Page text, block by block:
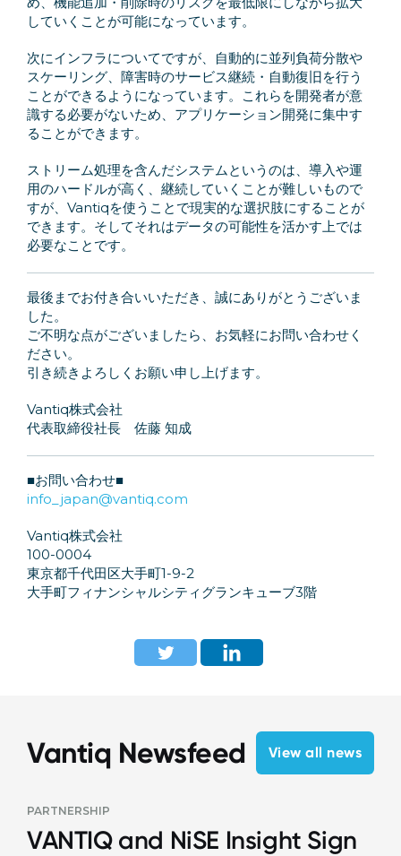
していくことが可能になっています。
次にインフラについてですが、自動的に並列負荷分散や
スケーリング、障害時のサービス継続・自動復旧を行う
ことができるようになっています。これらを開発者が意
識する必要がないため、アプリケーション開発に集中す
ることができます。
ストリーム処理を含んだシステムというのは、導入や運
用のハードルが高く、継続していくことが難しいもので
すが、Vantiqを使うことで現実的な選択肢にすることが
できます。そしてそれはデータの可能性を活かす上では
必要なことです。
最後までお付き合いいただき、誠にありがとうございま
した。
ご不明な点がございましたら、お気軽にお問い合わせく
ださい。
引き続きよろしくお願い申し上げます。
Vantiq株式会社
代表取締役社長 佐藤 知成
■お問い合わせ■
info_japan@vantiq.com
Vantiq株式会社
100-0004
東京都千代田区大手町1-9-2
大手町フィナンシャルシティグランキューブ3階
Vantiq Newsfeed View all news
PARTNERSHIP
VANTIQ and NiSE Insight Sign